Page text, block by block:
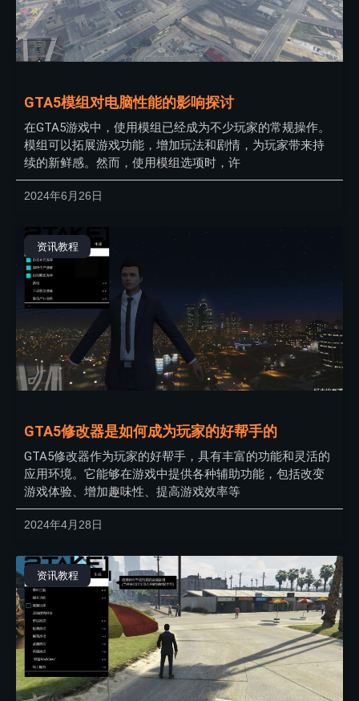
GTA5模组对电脑性能的影响探讨
在GTA5游戏中，使用模组已经成为不少玩家的常规操作。
模组可以拓展游戏功能，增加玩法和剧情，为玩家带来持
续的新鲜感。然而，使用模组选项时，许
2024年6月26日
资讯教程
GTA5修改器是如何成为玩家的好帮手的
GTA5修改器作为玩家的好帮手，具有丰富的功能和灵活的
应用环境。它能够在游戏中提供各种辅助功能，包括改变
游戏体验、增加趣味性、提高游戏效率等
2024年4月28日
资讯教程